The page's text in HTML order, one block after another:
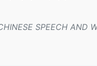
SPEECH AND